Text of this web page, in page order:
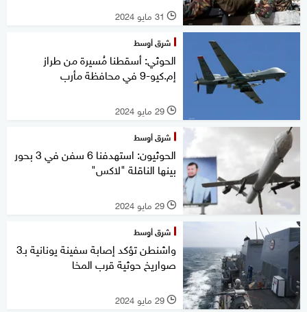
l 31 مايو 2024
شرق أوسط
الحوثي: أسقطنا مُسيرة من طراز
إم.كيو-9 في محافظة مأرب
l 29 مايو 2024
شرق أوسط
الحوثيون: استهدفنا 6 سفن في 3 بحور
بينها الناقلة "لاكس"
l 29 مايو 2024
شرق أوسط
واشنطن تؤكد إصابة سفينة يونانية بـ3
صواريخ حوثية قرب المخا
l 29 مايو 2024